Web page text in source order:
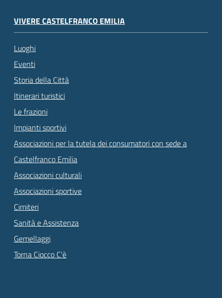
VIVERE CASTELFRANCO EMILIA
Luoghi
Eventi
Storia della Città
Itinerari turistici
Le frazioni
Impianti sportivi
Associazioni per la tutela dei consumatori con sede a
Castelfranco Emilia
Associazioni culturali
Associazioni sportive
Cimiteri
Sanità e Assistenza
Gemellaggi
Torna Ciocco C'è